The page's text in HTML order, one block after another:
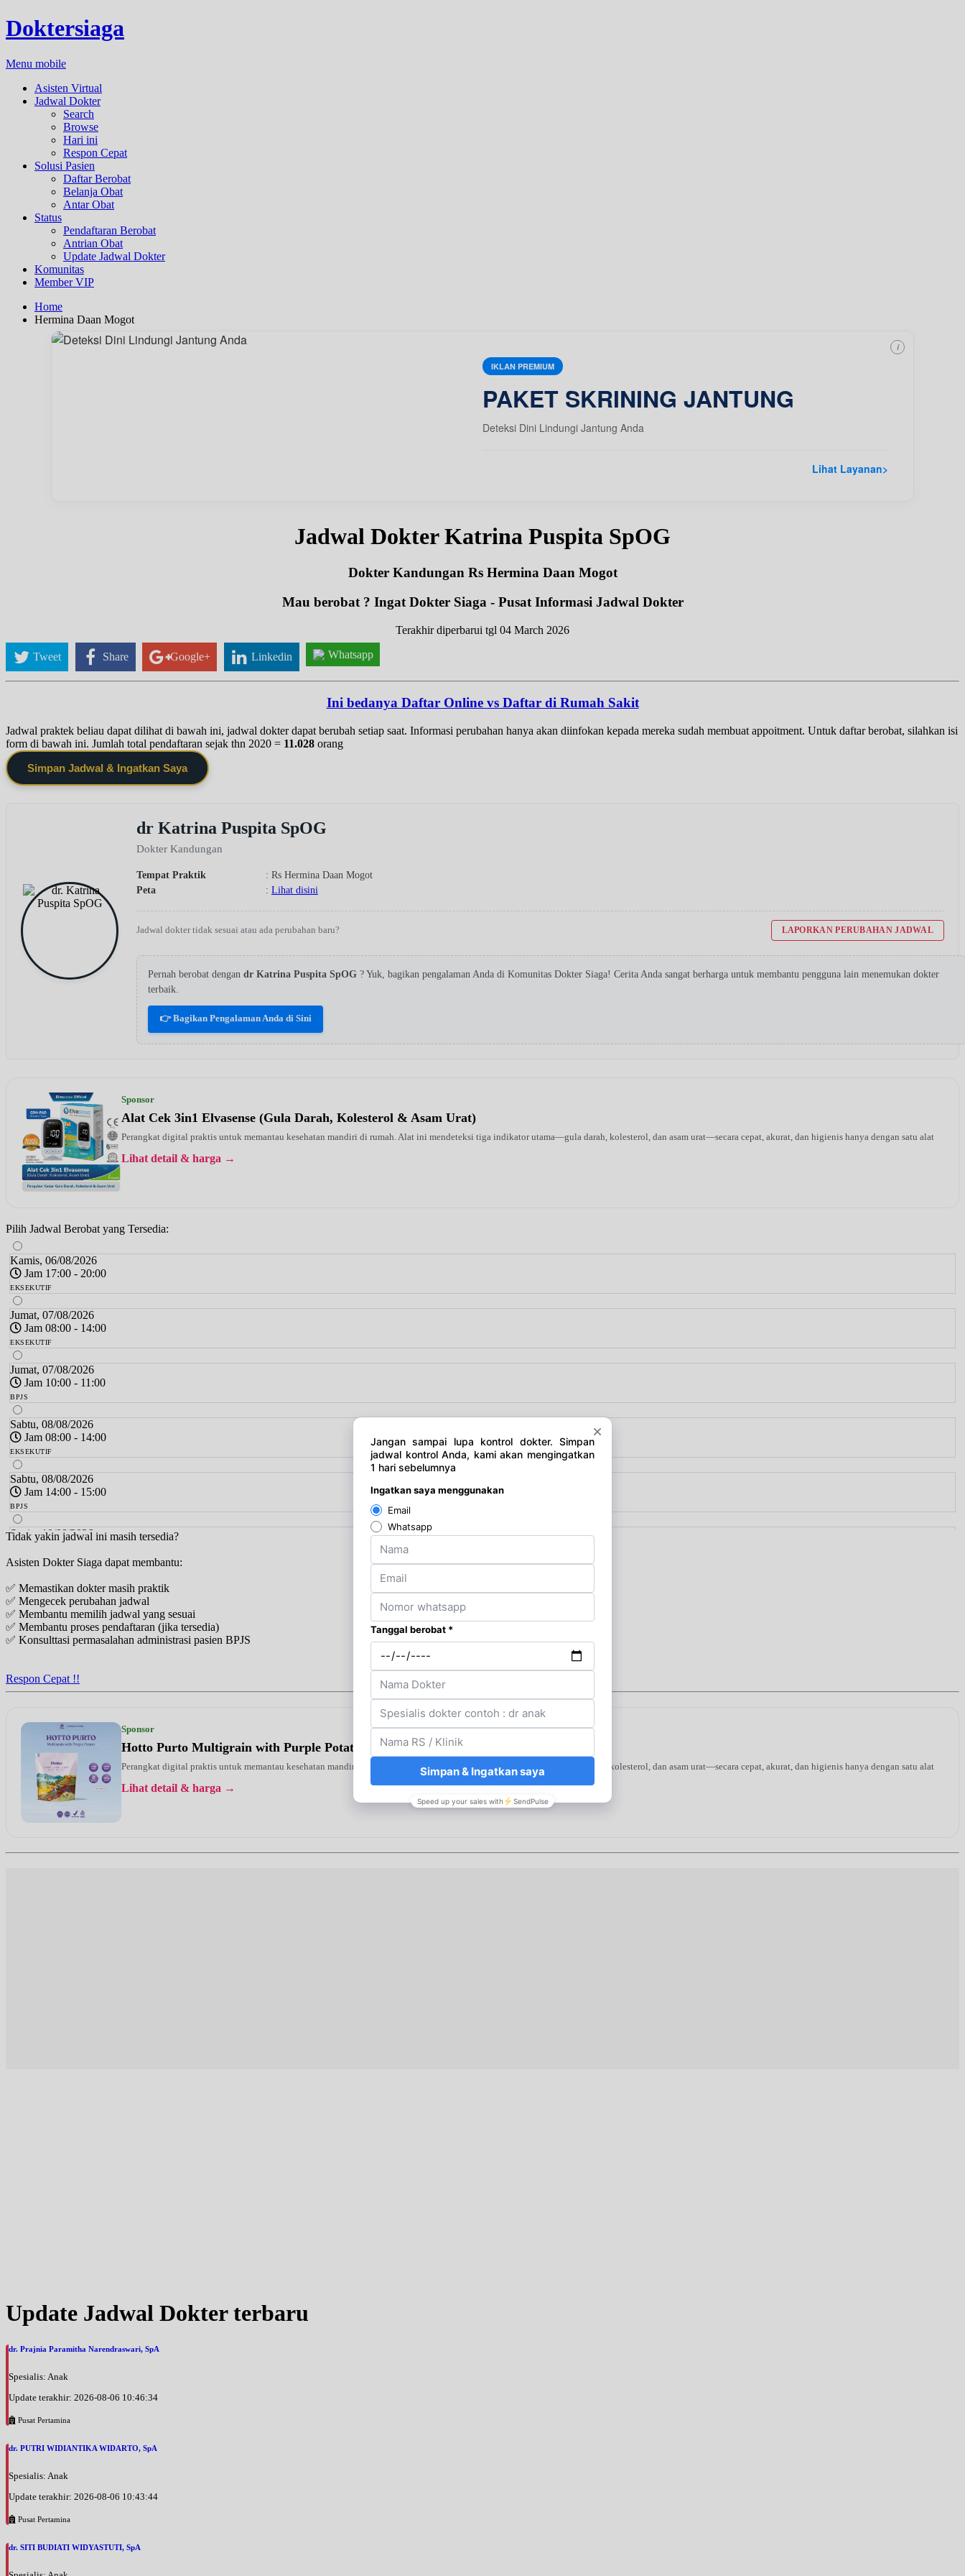
Doktersiaga
Menu mobile
Asisten Virtual
Jadwal Dokter
Search
Browse
Hari ini
Respon Cepat
Solusi Pasien
Daftar Berobat
Belanja Obat
Antar Obat
Status
Pendaftaran Berobat
Antrian Obat
Update Jadwal Dokter
Komunitas
Member VIP
Home
Hermina Daan Mogot
IKLAN PREMIUM
PAKET SKRINING JANTUNG
Deteksi Dini Lindungi Jantung Anda
Lihat Layanan>
i
Jadwal Dokter Katrina Puspita SpOG
Dokter Kandungan Rs Hermina Daan Mogot
Mau berobat ? Ingat Dokter Siaga - Pusat Informasi Jadwal Dokter
Terakhir diperbarui tgl 04 March 2026
Tweet Share Google+ Linkedin Whatsapp
Ini bedanya Daftar Online vs Daftar di Rumah Sakit
Jadwal praktek beliau dapat dilihat di bawah ini, jadwal dokter dapat berubah setiap saat. Informasi perubahan hanya akan diinfokan kepada mereka sudah membuat appoitment. Untuk daftar berobat, silahkan isi
form di bawah ini. Jumlah total pendaftaran sejak thn 2020 = 11.028 orang
Simpan Jadwal & Ingatkan Saya
dr Katrina Puspita SpOG
Dokter Kandungan
Tempat Praktik
: Rs Hermina Daan Mogot
Peta
: Lihat disini
Jadwal dokter tidak sesuai atau ada perubahan baru? LAPORKAN PERUBAHAN JADWAL
Pernah berobat dengan dr Katrina Puspita SpOG ? Yuk, bagikan pengalaman Anda di Komunitas Dokter Siaga! Cerita Anda sangat berharga untuk membantu pengguna lain menemukan dokter
terbaik.
👉 Bagikan Pengalaman Anda di Sini
Sponsor
Alat Cek 3in1 Elvasense (Gula Darah, Kolesterol & Asam Urat)
Perangkat digital praktis untuk memantau kesehatan mandiri di rumah. Alat ini mendeteksi tiga indikator utama—gula darah, kolesterol, dan asam urat—secara cepat, akurat, dan higienis hanya dengan satu alat
Lihat detail & harga →
Pilih Jadwal Berobat yang Tersedia:
Kamis, 06/08/2026
Jam 17:00 - 20:00
EKSEKUTIF
Jumat, 07/08/2026
Jam 08:00 - 14:00
EKSEKUTIF
Jumat, 07/08/2026
Jam 10:00 - 11:00
BPJS
Sabtu, 08/08/2026
Jam 08:00 - 14:00
EKSEKUTIF
Sabtu, 08/08/2026
Jam 14:00 - 15:00
BPJS
Senin, 10/08/2026
Jam 08:00 - 10:00
BPJS
Senin, 10/08/2026
Jam 10:00 - 15:00
EKSEKUTIF
Selasa, 11/08/2026
EKSEKUTIF
Rabu, 12/08/2026
Jam 08:00 - 12:00
Jam 12:00 - 15:00
Jam 08:00 - 14:00
EKSEKUTIF
Selasa, 18/08/2026
EKSEKUTIF
Jam 08:00 - 12:00
Jam 12:00 - 15:00
Kamis, 20/08/2026
EKSEKUTIF
Kamis, 20/08/2026
Tidak yakin jadwal ini masih tersedia?
Asisten Dokter Siaga dapat membantu:
✅ Memastikan dokter masih praktik
✅ Mengecek perubahan jadwal
✅ Membantu memilih jadwal yang sesuai
✅ Membantu proses pendaftaran (jika tersedia)
✅ Konsulttasi permasalahan administrasi pasien BPJS
Respon Cepat !!
Sponsor
Hotto Purto Multigrain with Purple Potato
Perangkat digital praktis untuk memantau kesehatan mandiri di rumah. Alat ini mendeteksi tiga indikator utama—gula darah, kolesterol, dan asam urat—secara cepat, akurat, dan higienis hanya dengan satu alat
Lihat detail & harga →
Update Jadwal Dokter terbaru
dr. Prajnia Paramitha Narendraswari, SpA
Spesialis: Anak
Update terakhir: 2026-08-06 10:46:34
Pusat Pertamina
dr. PUTRI WIDIANTIKA WIDARTO, SpA
Spesialis: Anak
Update terakhir: 2026-08-06 10:43:44
Pusat Pertamina
dr. SITI BUDIATI WIDYASTUTI, SpA